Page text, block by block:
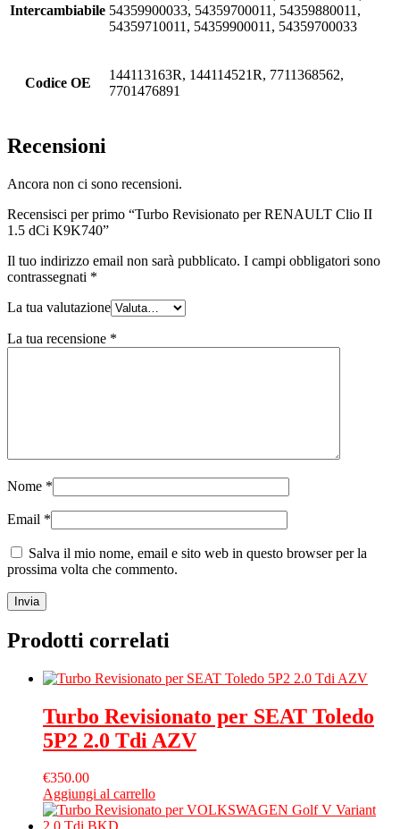
Intercambiabile 54359900033, 54359700011, 54359880011,
54359710011, 54359900011, 54359700033
Codice OE
144113163R, 144114521R, 7711368562,
7701476891
Recensioni
Ancora non ci sono recensioni.
Recensisci per primo “Turbo Revisionato per RENAULT Clio II
1.5 dCi K9K740”
Il tuo indirizzo email non sarà pubblicato. I campi obbligatori sono
contrassegnati *
La tua valutazione
La tua recensione *
Nome *
Email *
Salva il mio nome, email e sito web in questo browser per la
prossima volta che commento.
Prodotti correlati
Turbo Revisionato per SEAT Toledo
5P2 2.0 Tdi AZV
€350.00
Aggiungi al carrello